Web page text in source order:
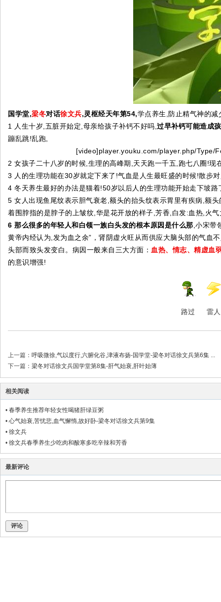
国学堂,梁冬对话徐文兵,灵枢经天年第54,学点养生,防止精气神的
1 人生十岁,五脏开始定,母亲给孩子补钙不好吗, 过早补钙可能造成
蹦乱跳!乱跑,
[video]player.youku.com/player.php/Type/
2 女孩子二十八岁的时候,生理的高峰期,天天跑一千五,跑七八圈!
3 人的生理功能在30岁就定下来了!气血是人生最旺盛的时候!散步
4 冬天养生最好的办法是猫着!50岁以后人的生理功能开始走下坡
5 女人出现鱼尾纹表示胆气衰老,额头的抬头纹表示胃里有疾病,额
着围脖指的是脖子的上皱纹,华是花开放的样子,芳香,白发:血热,火
6 那么很多的年轻人和白领一族白头发的根本原因是什么那 ,小宋带
黄帝内经认为,发为血之余”，肾阴虚火旺从而供应大脑头部的气血
头部而致头发变白。病因一般来自三大方面： 血热、情志、精虚血
的意识增强!
路过 雷人
上一篇： 呼吸微徐,气以度行,六腑化谷,津液布扬-国学堂-梁冬对话徐文兵第6集 ...
下一篇： 梁冬对话徐文兵国学堂第8集-肝气始衰,肝叶始薄
相关阅读
• 春季养生推荐年轻女性喝猪肝绿豆粥
• 心气始衰,苦忧悲,血气懈惰,故好卧-梁冬对话徐文兵第9集
• 徐文兵
• 徐文兵春季养生少吃肉和酸寒多吃辛辣和芳香
最新评论
评论